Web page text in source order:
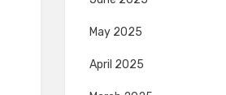
May 2025
April 2025